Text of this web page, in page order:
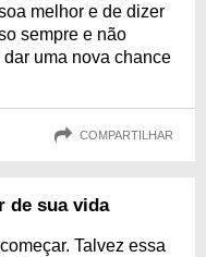
melhor e de dizer
sempre e não
uma nova chance
COMPARTILHAR
de sua vida
Talvez essa